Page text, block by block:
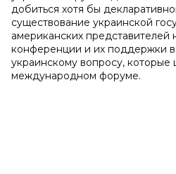
добиться хотя бы
существование украинской
американских
конференции и их поддержки в
украинскому вопросу, которые
международном форуме.